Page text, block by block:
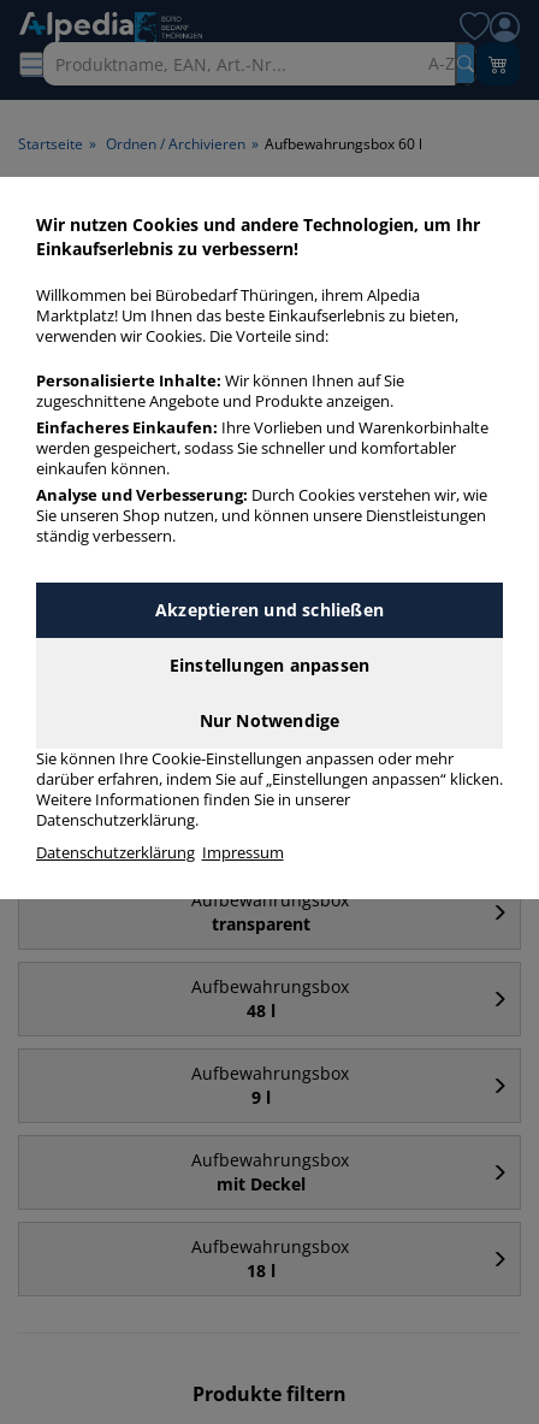
A-Z
Startseite » Ordnen / Archivieren » Aufbewahrungsbox 60 l
Aufbewahrungsbox 60 l >
Volumen 60 l
Transportboxen 60 l in bester Qualität zum günstigen Preis.
Finden Sie schnell Transportboxen 60 l mit unserer Filter-
Aufbewahrungsbox 60 l
mehr Infos zur Kategorie
Aufbewahrungsbox
84 l
Aufbewahrungsbox
64 l
Aufbewahrungsbox
Aufbewahrungsbox
transparent
Aufbewahrungsbox
48 l
Aufbewahrungsbox
9 l
Aufbewahrungsbox
mit Deckel
Aufbewahrungsbox
18 l
Produkte filtern
Wir nutzen Cookies und andere Technologien, um Ihr
Einkaufserlebnis zu verbessern!
Willkommen bei Bürobedarf Thüringen, ihrem Alpedia
Marktplatz! Um Ihnen das beste Einkaufserlebnis zu bieten,
verwenden wir Cookies. Die Vorteile sind:
Personalisierte Inhalte: Wir können Ihnen auf Sie
zugeschnittene Angebote und Produkte anzeigen.
Einfacheres Einkaufen: Ihre Vorlieben und Warenkorbinhalte
werden gespeichert, sodass Sie schneller und komfortabler
einkaufen können.
Analyse und Verbesserung: Durch Cookies verstehen wir, wie
Sie unseren Shop nutzen, und können unsere Dienstleistungen
ständig verbessern.
Akzeptieren und schließen
Einstellungen anpassen
Nur Notwendige
Sie können Ihre Cookie-Einstellungen anpassen oder mehr
darüber erfahren, indem Sie auf „Einstellungen anpassen“ klicken.
Weitere Informationen finden Sie in unserer
Datenschutzerklärung.
Datenschutzerklärung Impressum